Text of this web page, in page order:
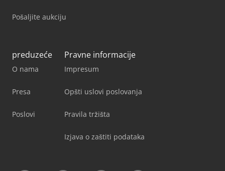
Pošaljite aukciju
preduzeće
O nama
Presa
Poslovi
Pravne informacije
Impresum
Opšti uslovi poslovanja
Pravila tržišta
Izjava o zaštiti podataka